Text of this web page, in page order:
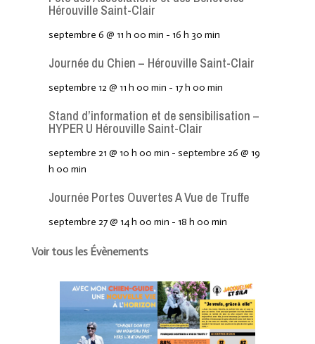
Hérouville Saint-Clair
septembre 6 @ 11 h 00 min - 16 h 30 min
Journée du Chien – Hérouville Saint-Clair
septembre 12 @ 11 h 00 min - 17 h 00 min
Stand d’information et de sensibilisation –
HYPER U Hérouville Saint-Clair
septembre 21 @ 10 h 00 min - septembre 26 @ 19
h 00 min
Journée Portes Ouvertes A Vue de Truffe
septembre 27 @ 14 h 00 min - 18 h 00 min
Voir tous les Évènements